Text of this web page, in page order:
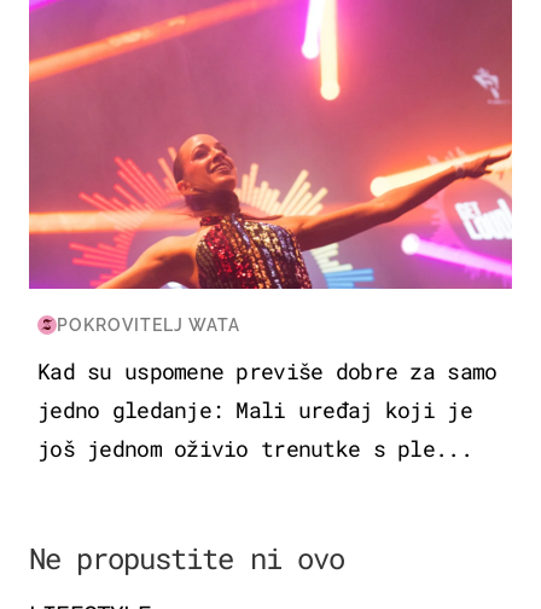
POKROVITELJ WATA
Kad su uspomene previše dobre za samo
jedno gledanje: Mali uređaj koji je
još jednom oživio trenutke s ple...
Ne propustite ni ovo